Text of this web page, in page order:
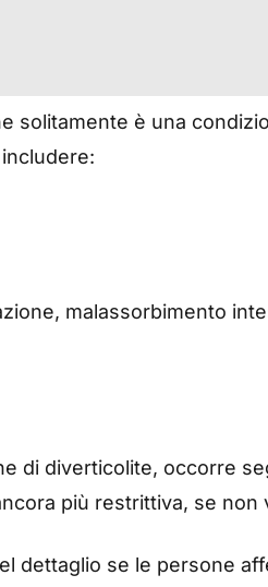
solitamente è una
malassorbimento
di diverticolite, occorre
più restrittiva, se
dettaglio se le persone